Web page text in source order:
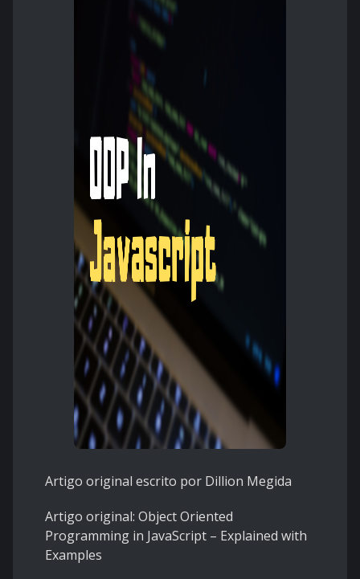
Artigo original escrito por Dillion Megida
Artigo original: Object Oriented
Programming in JavaScript – Explained with
Examples